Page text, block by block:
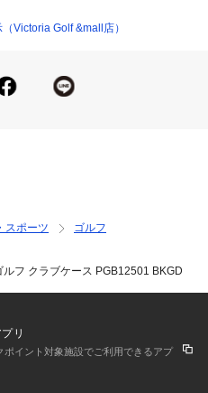
違には該当いたしません。
境により、掲載画像と実際の
ります。
Victoria Golf &mall店）
スポーツ
ゴルフ
フ クラブケース PGB12501 BKGD
リ
イント対象施設でご利用できるアプ